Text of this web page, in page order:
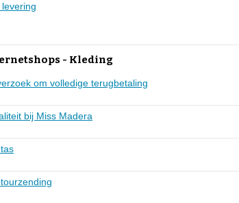
- Kleding
om volledige terugbetaling
bij Miss Madera